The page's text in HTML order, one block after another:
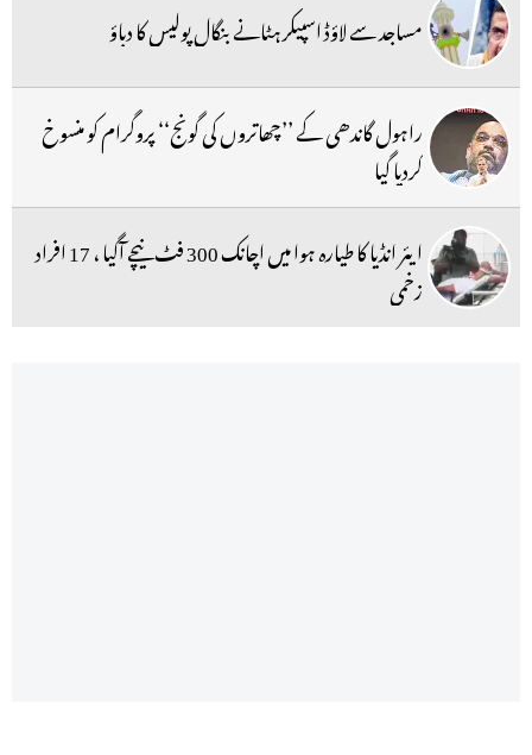
مساجد سے لاؤڈ اسپیکر ہٹانے بنگال پولیس کا دباؤ
راہول گاندھی کے ’’چھاتروں کی گونج‘‘ پروگرام کو منسوخ
کردیا گیا
ایئر انڈیا کا طیارہ ہوا میں اچانک 300 فٹ نیچے آگیا ، 17 افراد
زخمی